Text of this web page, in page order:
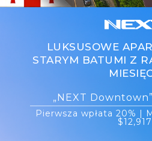
Pierwsza wpłata 20% |
$12,917
„NEXT
LUKSUSOWE
STARYM BATUMI Z